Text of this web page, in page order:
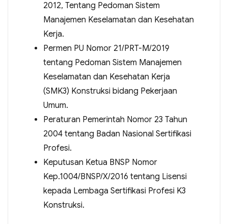
2012, Tentang Pedoman Sistem
Manajemen Keselamatan dan Kesehatan
Kerja.
Permen PU Nomor 21/PRT-M/2019
tentang Pedoman Sistem Manajemen
Keselamatan dan Kesehatan Kerja
(SMK3) Konstruksi bidang Pekerjaan
Umum.
Peraturan Pemerintah Nomor 23 Tahun
2004 tentang Badan Nasional Sertifikasi
Profesi.
Keputusan Ketua BNSP Nomor
Kep.1004/BNSP/X/2016 tentang Lisensi
kepada Lembaga Sertifikasi Profesi K3
Konstruksi.